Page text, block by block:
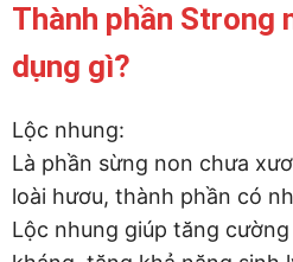
Thành phần Strong
dụng gì?
Lộc nhung:
Là phần sừng non chưa
loài hươu, thành phần có
Lộc nhung giúp tăng